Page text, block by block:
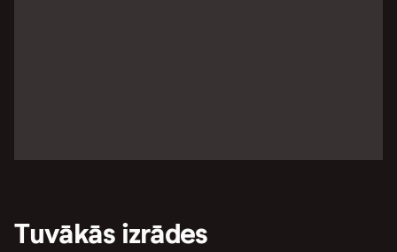
Tuvākās izrādes